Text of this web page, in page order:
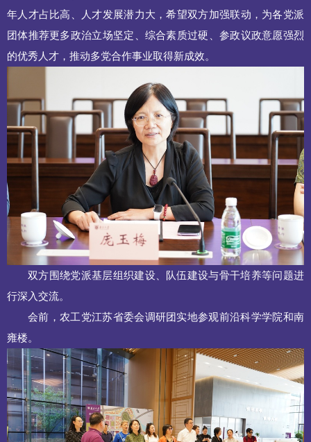
年人才占比高、人才发展潜力大，希望双方加强联动，为各党派
团体推荐更多政治立场坚定、综合素质过硬、参政议政意愿强烈
的优秀人才，推动多党合作事业取得新成效。
双方围绕党派基层组织建设、队伍建设与骨干培养等问题进
行深入交流。
会前，农工党江苏省委会调研团实地参观前沿科学学院和南
雍楼。